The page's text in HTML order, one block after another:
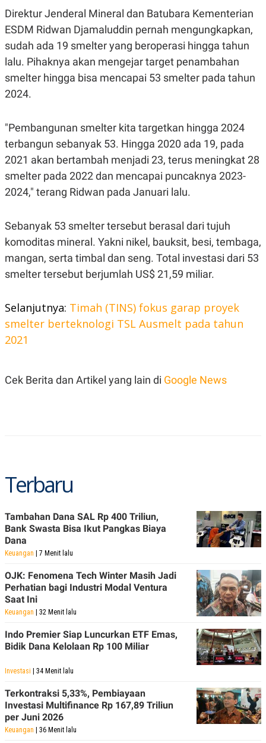
S
E
M
E
N
E
R
I
V
L
E
T
R
I
KANAL
U
A
A
A
M
G
K
A
L
U
O
N
N
A
A
D
M
R
E
R
E
E
A
E
I
D
L
N
G
N
N
C
T
A
K
N
E
A
M
I
E
N
Direktur Jenderal Mineral dan Batubara Kementerian
ESDM Ridwan Djamaluddin pernah mengungkapkan,
sudah ada 19 smelter yang beroperasi hingga tahun
lalu. Pihaknya akan mengejar target penambahan
smelter hingga bisa mencapai 53 smelter pada tahun
2024.
"Pembangunan smelter kita targetkan hingga 2024
terbangun sebanyak 53. Hingga 2020 ada 19, pada
2021 akan bertambah menjadi 23, terus meningkat 28
smelter pada 2022 dan mencapai puncaknya 2023-
2024," terang Ridwan pada Januari lalu.
Sebanyak 53 smelter tersebut berasal dari tujuh
komoditas mineral. Yakni nikel, bauksit, besi, tembaga,
mangan, serta timbal dan seng. Total investasi dari 53
smelter tersebut berjumlah US$ 21,59 miliar.
Selanjutnya: Timah (TINS) fokus garap proyek
smelter berteknologi TSL Ausmelt pada tahun
2021
Cek Berita dan Artikel yang lain di Google News
Terbaru
Tambahan Dana SAL Rp 400 Triliun,
Bank Swasta Bisa Ikut Pangkas Biaya
Dana
Keuangan | 7 Menit lalu
OJK: Fenomena Tech Winter Masih Jadi
Perhatian bagi Industri Modal Ventura
Saat Ini
Keuangan | 32 Menit lalu
Indo Premier Siap Luncurkan ETF Emas,
Bidik Dana Kelolaan Rp 100 Miliar
Investasi | 34 Menit lalu
Terkontraksi 5,33%, Pembiayaan
Investasi Multifinance Rp 167,89 Triliun
per Juni 2026
Keuangan | 36 Menit lalu